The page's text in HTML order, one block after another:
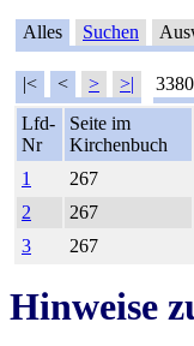
Alles Suchen
|< < > >|
Lfd-
Nr
Seite im
Kirchenbuch
1
267
2
267
3
267
Hinweise